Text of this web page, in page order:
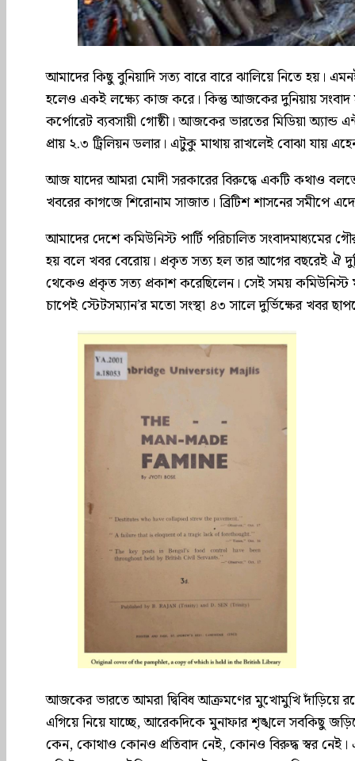
আমাদের কিছু বুনিয়াদি সত্য বারে বারে ঝালিয়ে নিতে হয়।
হলেও একই লক্ষ্যে কাজ করে। কিন্তু আজকের দুনিয়ায় সংবাদ
কর্পোরেট ব্যবসায়ী গোষ্ঠী। আজকের ভারতের মিডিয়া অ্যান্ড
প্রায় ২.৩ ট্রিলিয়ন ডলার। এটুকু মাথায় রাখলেই বোঝা যায় এহেন
আজ যাদের আমরা মোদী সরকারের বিরুদ্ধে একটি কথাও বলতে
খবরের কাগজে শিরোনাম সাজাত। ব্রিটিশ শাসনের
আমাদের দেশে কমিউনিস্ট পার্টি পরিচালিত সংবাদমাধ্যমের
হয় বলে খবর বেরোয়। প্রকৃত সত্য হল তার আগের বছরেই ঐ
থেকেও প্রকৃত সত্য প্রকাশ করেছিলেন। সেই সময় কমিউনিস্ট
চাপেই স্টেটসম্যান’র মতো সংস্থা ৪৩ সালে দুর্ভিক্ষের খবর
আজকের ভারতে আমরা দ্বিবিধ আক্রমণের মুখোমুখি দাঁড়িয়ে
এগিয়ে নিয়ে যাচ্ছে, আরেকদিকে মুনাফার শৃঙ্খলে সবকিছু
কেন, কোথাও কোনও প্রতিবাদ নেই, কোনও বিরুদ্ধ স্বর নেই।